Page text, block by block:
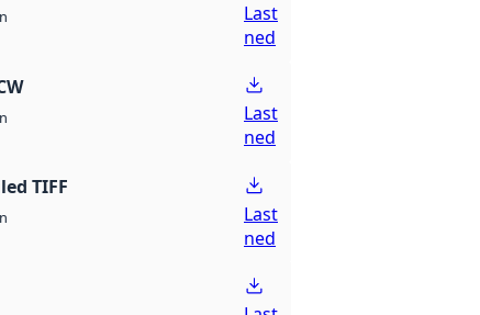
Last
ned
Last
ned
TIFF
Last
ned